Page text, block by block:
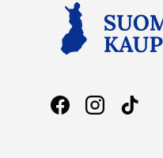
FacebookInstagramTikTok